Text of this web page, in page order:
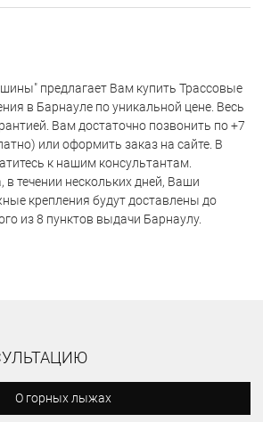
предлагает Вам купить Трассовые
в Барнауле по уникальной цене. Весь
Вам достаточно позвонить по +7
или оформить заказ на сайте. В
к нашим консультантам.
в течении нескольких дней, Ваши
крепления будут доставлены до
из 8 пунктов выдачи Барнаулу.
О горных лыжах